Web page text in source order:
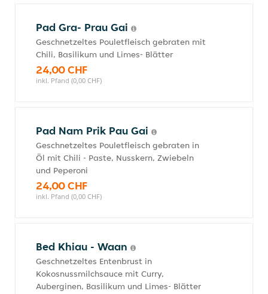
Pad Gra- Prau Gai
Geschnetzeltes Pouletfleisch gebraten mit
Chili, Basilikum und Limes- Blätter
24,00 CHF
inkl. Pfand (0,00 CHF)
Pad Nam Prik Pau Gai
Geschnetzeltes Pouletfleisch gebraten in
Öl mit Chili - Paste, Nusskern, Zwiebeln
und Peperoni
24,00 CHF
inkl. Pfand (0,00 CHF)
Bed Khiau - Waan
Geschnetzeltes Entenbrust in
Kokosnussmilchsauce mit Curry,
Auberginen, Basilikum und Limes- Blätter